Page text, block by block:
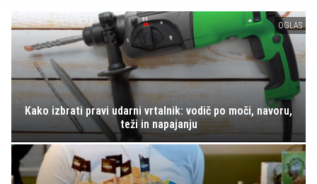
OGLAS
Kako izbrati pravi udarni vrtalnik: vodič po moči, navoru,
teži in napajanju